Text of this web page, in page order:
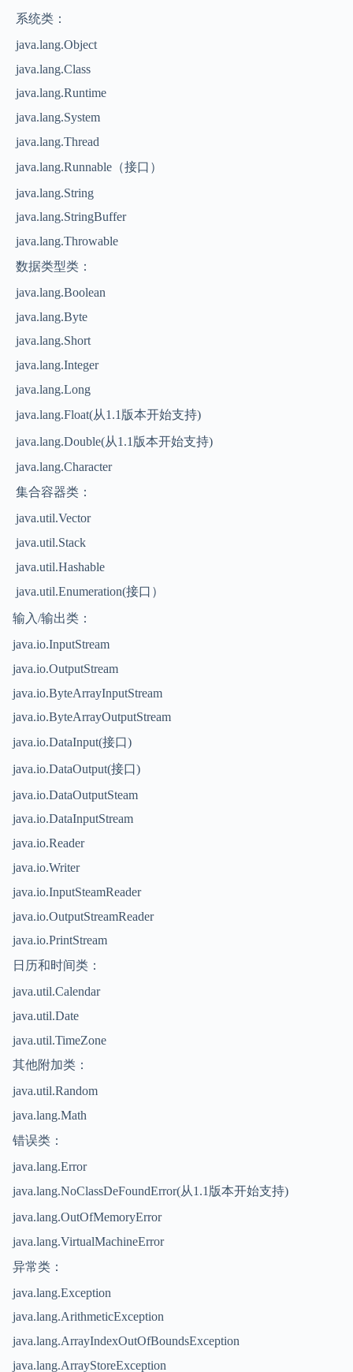
系统类：
java.lang.Object
java.lang.Class
java.lang.Runtime
java.lang.System
java.lang.Thread
java.lang.Runnable（接口）
java.lang.String
java.lang.StringBuffer
java.lang.Throwable
数据类型类：
java.lang.Boolean
java.lang.Byte
java.lang.Short
java.lang.Integer
java.lang.Long
java.lang.Float(从1.1版本开始支持)
java.lang.Double(从1.1版本开始支持)
java.lang.Character
集合容器类：
java.util.Vector
java.util.Stack
java.util.Hashable
java.util.Enumeration(接口）
输入/输出类：
java.io.InputStream
java.io.OutputStream
java.io.ByteArrayInputStream
java.io.ByteArrayOutputStream
java.io.DataInput(接口)
java.io.DataOutput(接口)
java.io.DataOutputSteam
java.io.DataInputStream
java.io.Reader
java.io.Writer
java.io.InputSteamReader
java.io.OutputStreamReader
java.io.PrintStream
日历和时间类：
java.util.Calendar
java.util.Date
java.util.TimeZone
其他附加类：
java.util.Random
java.lang.Math
错误类：
java.lang.Error
java.lang.NoClassDeFoundError(从1.1版本开始支持)
java.lang.OutOfMemoryError
java.lang.VirtualMachineError
异常类：
java.lang.Exception
java.lang.ArithmeticException
java.lang.ArrayIndexOutOfBoundsException
java.lang.ArrayStoreException